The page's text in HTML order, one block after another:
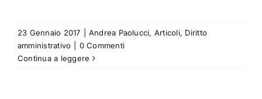
23 Gennaio 2017 Andrea Paolucci, Articoli, Diritto
amministrativo
0 Commenti
Continua a leggere